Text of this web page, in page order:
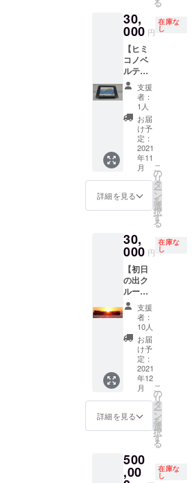
メール
にてお
知らせ
いたし
ます。
※お礼の
メール
もお送
りいた
します
ので、
メール
アドレ
スのご
登録を
いたし
ます。
みくだ
さい。
●ご利用
の時期
につい
て 2022
年3月の
開花～4
月3日前
後を予
定して
おりま
す。 ●
ご予約
につい
て 満開
時は満
すの
で、ご
使用前
にはご
予約が
必要と
なりま
す。ご
予約の
方法は
メール
にてお
知らせ
いたし
ます。
※お礼の
メール
もお送
ので、
メール
ドファ
ンの方
には懐
かしい
一日乗
り放題
券を今
回、特
別に復
刻版と
してご
用意致
しまし
た！東
京観光
の定番
となっ
的な水
上バス
で一日
巡って
みては
いかが
でしょ
うか？
（※ホタ
ルナ・
ヒミ
コ・エ
メラル
ダスに
はご利
用いた
だけま
ついて
・発送
30,
000 円
在庫な
し
【ヒミ
コノベ
ルティ
グッ
ズ】 松
本零士
先生が
デザイ
ンされ
た船ヒ
ミコの
デザイ
ン画で
す。就
航記念
の際に
れた限
定品。
シリア
ルナン
バー入
り！ ※
お礼の
メール
もお送
りいた
します
ので、
メール
アドレ
スのご
登録を
お願い
支援
者：
1人
お届
け予
定：
2021
年11
月
詳細を見る
こ
の
リ
タ
ー
ン
を
選
択
す
る
30,
000 円
在庫な
し
【初日
の出ク
ルー
ズ 確
約ペア
チケッ
ト】 1
月1日の
早朝に
運航さ
れる初
日の出
クルー
ズの確
約ペア
チケッ
送りい
たしま
す。 浅
支援
者：
10人
お届
け予
定：
2021
年12
月
詳細を見る
こ
の
リ
タ
ー
ン
を
選
択
す
る
500
,00 在庫な
し